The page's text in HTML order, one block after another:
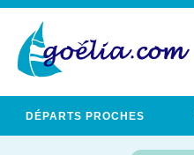
DÉPARTS PROCHES